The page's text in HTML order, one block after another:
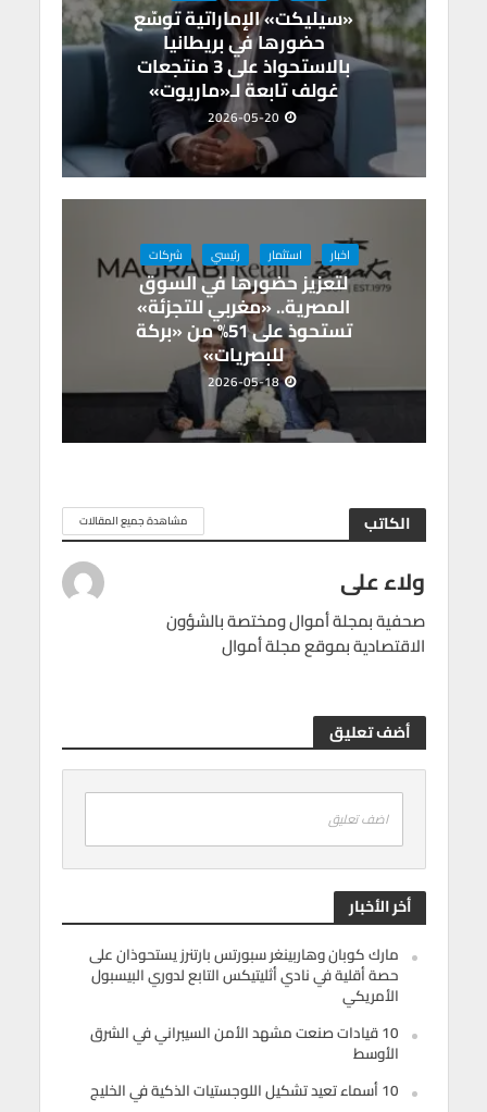
«سيليكت» الإماراتية توسّع
حضورها في بريطانيا
بالاستحواذ على 3 منتجعات
غولف تابعة لـ«ماريوت»
2026-05-20
اخبار استثمار رئيسي شركات
لتعزيز حضورها في السوق
المصرية.. «مغربي للتجزئة»
تستحوذ على 51% من «بركة
للبصريات»
2026-05-18
الكاتب مشاهدة جميع المقالات
ولاء على
صحفية بمجلة أموال ومختصة بالشؤون
الاقتصادية بموقع مجلة أموال
أضف تعليق
اضف تعليق
أخر الأخبار
مارك كوبان وهاربينغر سبورتس بارتنرز يستحوذان على
حصة أقلية في نادي أثليتيكس التابع لدوري البيسبول
الأمريكي
10 قيادات صنعت مشهد الأمن السيبراني في الشرق
الأوسط
10 أسماء تعيد تشكيل اللوجستيات الذكية في الخليج